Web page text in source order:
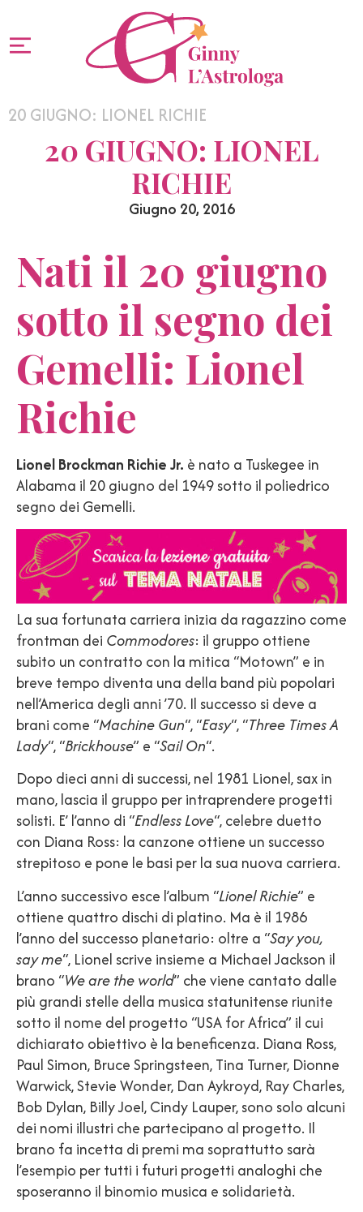
20 GIUGNO: LIONEL RICHIE
20 GIUGNO: LIONEL
RICHIE
Giugno 20, 2016
Nati il 20 giugno
sotto il segno dei
Gemelli: Lionel
Richie
Lionel Brockman Richie Jr. è nato a Tuskegee in
Alabama il 20 giugno del 1949 sotto il poliedrico
segno dei Gemelli.
La sua fortunata carriera inizia da ragazzino come
frontman dei Commodores: il gruppo ottiene
subito un contratto con la mitica “Motown” e in
breve tempo diventa una della band più popolari
nell’America degli anni ’70. Il successo si deve a
brani come “Machine Gun“, “Easy“, “Three Times A
Lady“, “Brickhouse” e “Sail On“.
Dopo dieci anni di successi, nel 1981 Lionel, sax in
mano, lascia il gruppo per intraprendere progetti
solisti. E’ l’anno di “Endless Love“, celebre duetto
con Diana Ross: la canzone ottiene un successo
strepitoso e pone le basi per la sua nuova carriera.
L’anno successivo esce l’album “Lionel Richie” e
ottiene quattro dischi di platino. Ma è il 1986
l’anno del successo planetario: oltre a “Say you,
say me“, Lionel scrive insieme a Michael Jackson il
brano “We are the world” che viene cantato dalle
più grandi stelle della musica statunitense riunite
sotto il nome del progetto “USA for Africa” il cui
dichiarato obiettivo è la beneficenza. Diana Ross,
Paul Simon, Bruce Springsteen, Tina Turner, Dionne
Warwick, Stevie Wonder, Dan Aykroyd, Ray Charles,
Bob Dylan, Billy Joel, Cindy Lauper, sono solo alcuni
dei nomi illustri che partecipano al progetto. Il
brano fa incetta di premi ma soprattutto sarà
l’esempio per tutti i futuri progetti analoghi che
sposeranno il binomio musica e solidarietà.